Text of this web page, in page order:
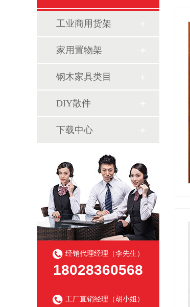
工业商用货架
家用置物架
钢木家具类目
DIY散件
下载中心
经销代理经理（李先生）
18028360568
工厂直销经理（胡小姐）